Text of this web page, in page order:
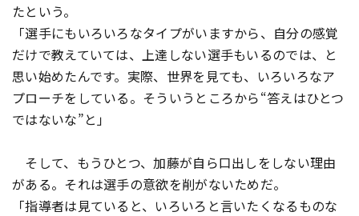
たという。
「選手にもいろいろなタイプがいますから、自分の感覚
だけで教えていては、上達しない選手もいるのでは、と
思い始めたんです。実際、世界を見ても、いろいろなア
プローチをしている。そういうところから“答えはひとつ
ではないな”と」
そして、もうひとつ、加藤が自ら口出しをしない理由
がある。それは選手の意欲を削がないためだ。
「指導者は見ていると、いろいろと言いたくなるものな